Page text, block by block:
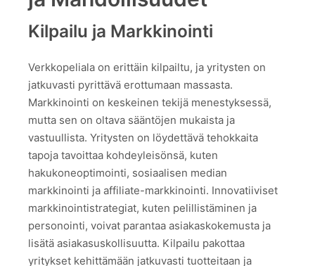
Kilpailu ja Markkinointi
Verkkopeliala on erittäin kilpailtu, ja yritysten on
jatkuvasti pyrittävä erottumaan massasta.
Markkinointi on keskeinen tekijä menestyksessä,
mutta sen on oltava sääntöjen mukaista ja
vastuullista. Yritysten on löydettävä tehokkaita
tapoja tavoittaa kohdeyleisönsä, kuten
hakukoneoptimointi, sosiaalisen median
markkinointi ja affiliate-markkinointi. Innovatiiviset
markkinointistrategiat, kuten pelillistäminen ja
personointi, voivat parantaa asiakaskokemusta ja
lisätä asiakasuskollisuutta. Kilpailu pakottaa
yritykset kehittämään jatkuvasti tuotteitaan ja